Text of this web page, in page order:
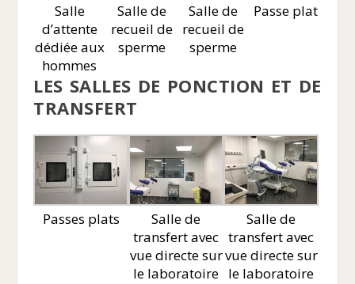
Salle
d’attente
dédiée aux
hommes
Salle de
recueil de
sperme
Salle de
recueil de
sperme
Passe plat
LES SALLES DE PONCTION ET DE
TRANSFERT
Passes plats
Salle de
transfert avec
vue directe sur
le laboratoire
Salle de
transfert avec
vue directe sur
le laboratoire